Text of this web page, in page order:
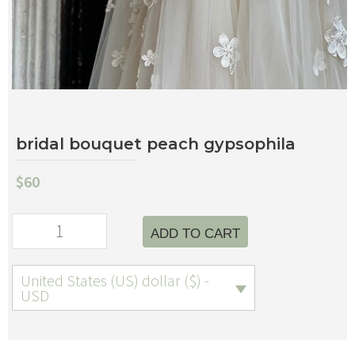
bridal bouquet peach gypsophila
$60
ADD TO CART
United States (US) dollar ($) -
USD